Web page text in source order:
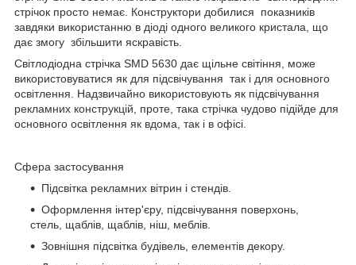
стрічок просто немає. Конструктори добилися показників
завдяки використанню в діоді одного великого кристала, що
дає змогу збільшити яскравість.
Світлодіодна стрічка SMD 5630 дає щільне світіння, може
використовуватися як для підсвічування так і для основного
освітлення. Надзвичайно використовують як підсвічування
рекламних конструкцій, проте, така стрічка чудово підійде для
основного освітлення як вдома, так і в офісі.
Сфера застосування
Підсвітка рекламних вітрин і стендів.
Оформлення інтер'єру, підсвічування поверхонь,
стель, щаблів, щаблів, ніш, меблів.
Зовнішня підсвітка будівель, елементів декору.